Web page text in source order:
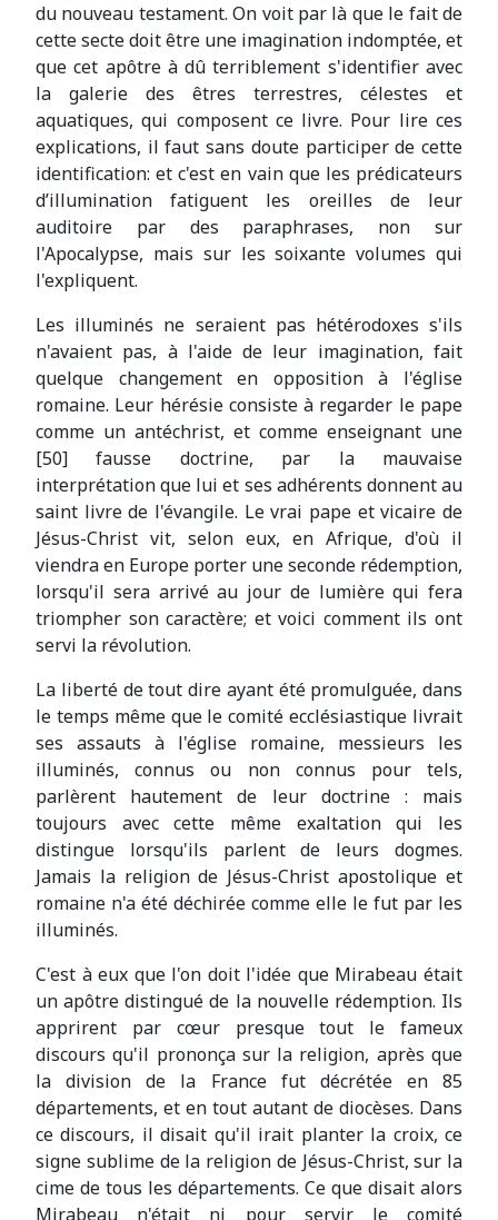
du nouveau testament. On voit par là que le fait de
cette secte doit être une imagination indomptée, et
que cet apôtre à dû terriblement s'identifier avec
la galerie des êtres terrestres, célestes et
aquatiques, qui composent ce livre. Pour lire ces
explications, il faut sans doute participer de cette
identification: et c'est en vain que les prédicateurs
d’illumination fatiguent les oreilles de leur
auditoire par des paraphrases, non sur
l'Apocalypse, mais sur les soixante volumes qui
l'expliquent.
Les illuminés ne seraient pas hétérodoxes s'ils
n'avaient pas, à l'aide de leur imagination, fait
quelque changement en opposition à l'église
romaine. Leur hérésie consiste à regarder le pape
comme un antéchrist, et comme enseignant une
[50] fausse doctrine, par la mauvaise
interprétation que lui et ses adhérents donnent au
saint livre de l'évangile. Le vrai pape et vicaire de
Jésus-Christ vit, selon eux, en Afrique, d'où il
viendra en Europe porter une seconde rédemption,
lorsqu'il sera arrivé au jour de lumière qui fera
triompher son caractère; et voici comment ils ont
servi la révolution.
La liberté de tout dire ayant été promulguée, dans
le temps même que le comité ecclésiastique livrait
ses assauts à l'église romaine, messieurs les
illuminés, connus ou non connus pour tels,
parlèrent hautement de leur doctrine : mais
toujours avec cette même exaltation qui les
distingue lorsqu'ils parlent de leurs dogmes.
Jamais la religion de Jésus-Christ apostolique et
romaine n'a été déchirée comme elle le fut par les
illuminés.
C'est à eux que l'on doit l'idée que Mirabeau était
un apôtre distingué de la nouvelle rédemption. Ils
apprirent par cœur presque tout le fameux
discours qu'il prononça sur la religion, après que
la division de la France fut décrétée en 85
départements, et en tout autant de diocèses. Dans
ce discours, il disait qu'il irait planter la croix, ce
signe sublime de la religion de Jésus-Christ, sur la
cime de tous les départements. Ce que disait alors
Mirabeau n'était ni pour servir le comité